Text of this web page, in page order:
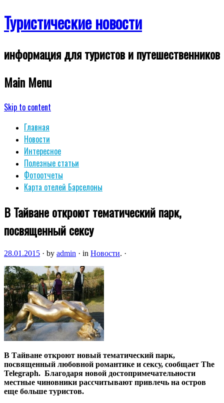
Туристические новости
информация для туристов и путешественников
Main Menu
Skip to content
Главная
Новости
Интересное
Полезные статьи
Фотоотчеты
Карта отелей Барселоны
В Тайване откроют тематический парк,
посвященный сексу
28.01.2015 · by admin · in Новости. ·
В Тайване откроют новый тематический парк,
посвященный любовной романтике и сексу, сообщает The
Telegraph. Благодаря новой достопримечательности
местные чиновники рассчитывают привлечь на остров
еще больше туристов.